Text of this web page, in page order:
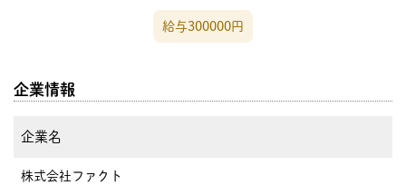
給与300000円
企業情報
企業名
株式会社ファクト